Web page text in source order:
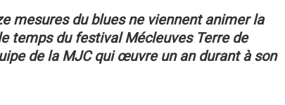
mesures du blues ne viennent animer la
temps du festival Mécleuves Terre de
de la MJC qui œuvre un an durant à son